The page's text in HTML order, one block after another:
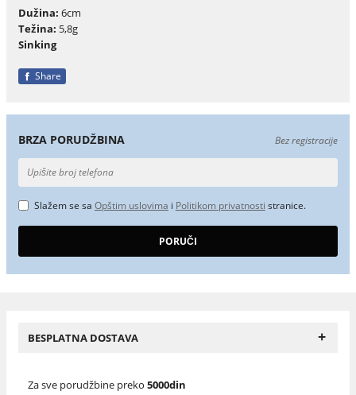
Dužina: 6cm
Težina: 5,8g
Sinking
Share
BRZA PORUDŽBINA Bez registracije
Slažem se sa Opštim uslovima i Politikom privatnosti stranice.
BESPLATNA DOSTAVA +
Za sve porudžbine preko 5000din